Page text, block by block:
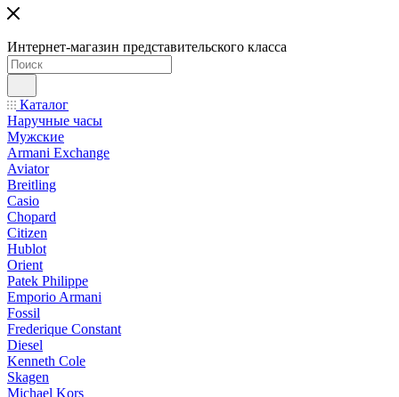
Интернет-магазин представительского класса
Каталог
Наручные часы
Мужские
Armani Exchange
Aviator
Breitling
Casio
Chopard
Citizen
Hublot
Orient
Patek Philippe
Emporio Armani
Fossil
Frederique Constant
Diesel
Kenneth Cole
Skagen
Michael Kors